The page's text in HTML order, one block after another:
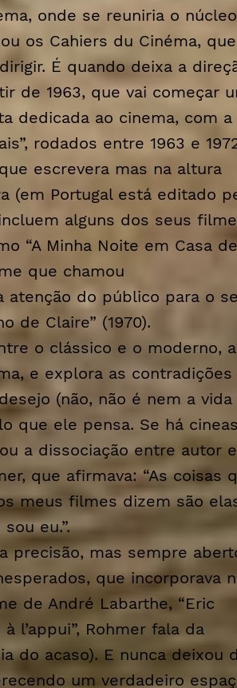
onde se reuniria o núcleo
os Cahiers du Cinéma, que
É quando deixa a
de 1963, que vai começar
dedicada ao cinema, com a
rodados entre 1963 e
escrevera mas na altura
(em Portugal está editado
alguns dos seus
“A Minha Noite em Casa de
que chamou
atenção do público para o
de Claire” (1970).
o clássico e o moderno, a
e explora as contradições
(não, não é nem a vida
que ele pensa. Se há
a dissociação entre autor e
que afirmava: “As coisas
meus filmes dizem são
eu.”.
precisão, mas sempre
que incorporava
de André Labarthe, “Eric
l’appui”, Rohmer fala da
do acaso). E nunca deixou
um verdadeiro